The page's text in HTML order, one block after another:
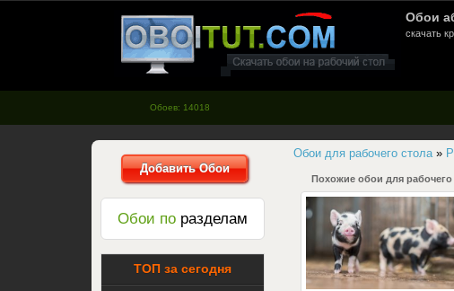
oboitut.com - Обои для рабочего
стола
Обои
скачать
Обоев: 14018
Обои для рабочего стола»
Похожие обои для рабочего
Добавить Обои
Обои по разделам
ТОП за сегодня